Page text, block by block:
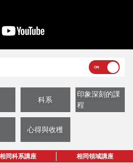
科系
印象深刻的課
程
心得與收穫
相同科系講座 相同領域講座